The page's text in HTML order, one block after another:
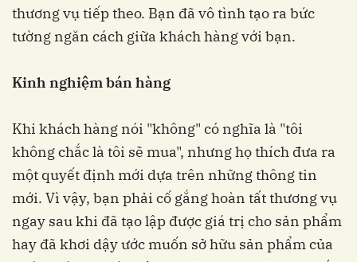
thương vụ tiếp theo. Bạn đã vô tình tạo ra bức
tường ngăn cách giữa khách hàng với bạn.
Kinh nghiệm bán hàng
Khi khách hàng nói "không" có nghĩa là "tôi
không chắc là tôi sẽ mua", nhưng họ thích đưa ra
một quyết định mới dựa trên những thông tin
mới. Vì vậy, bạn phải cố gắng hoàn tất thương vụ
ngay sau khi đã tạo lập được giá trị cho sản phẩm
hay đã khơi dậy ước muốn sở hữu sản phẩm của